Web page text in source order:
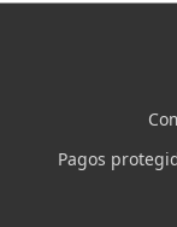
Pagos